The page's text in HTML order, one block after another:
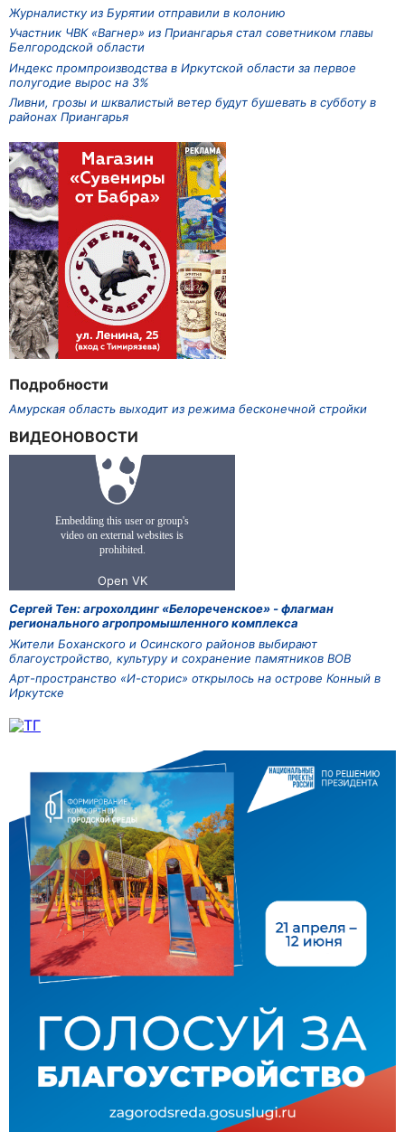
Журналистку из Бурятии отправили в колонию
Участник ЧВК «Вагнер» из Приангарья стал советником главы
Белгородской области
Индекс промпроизводства в Иркутской области за первое
полугодие вырос на 3%
Ливни, грозы и шквалистый ветер будут бушевать в субботу в
районах Приангарья
Подробности
Амурская область выходит из режима бесконечной стройки
ВИДЕОНОВОСТИ
Сергей Тен: агрохолдинг «Белореченское» - флагман
регионального агропромышленного комплекса
Жители Боханского и Осинского районов выбирают
благоустройство, культуру и сохранение памятников ВОВ
Арт-пространство «И-сторис» открылось на острове Конный в
Иркутске